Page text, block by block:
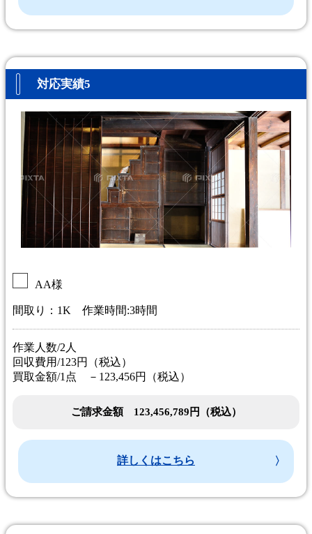
対応実績5
AA様
間取り：1K 作業時間:3時間
作業人数/2人
回収費用/123円（税込）
買取金額/1点 －123,456円（税込）
ご請求金額 123,456,789円（税込）
詳しくはこちら